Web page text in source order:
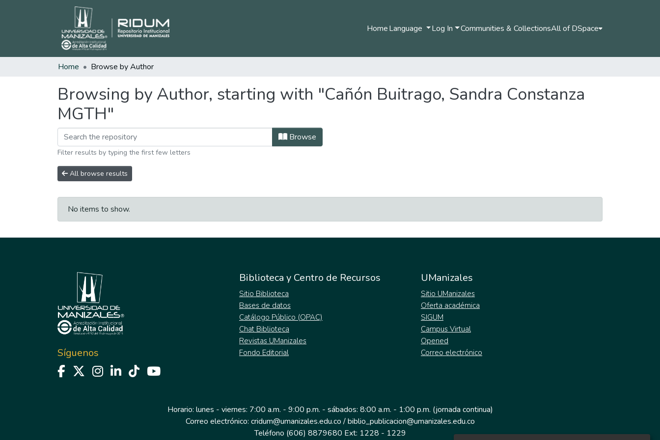
HomeLanguage Log In Communities & CollectionsAll of DSpace
Home Browse by Author
Browsing by Author, starting with "Cañón Buitrago, Sandra Constanza
MGTH"
Browse
Filter results by typing the first few letters
All browse results
No items to show.
Síguenos
Biblioteca y Centro de Recursos
Sitio Biblioteca
Bases de datos
Catálogo Público (OPAC)
Chat Biblioteca
Revistas UManizales
Fondo Editorial
UManizales
Sitio UManizales
Oferta académica
SIGUM
Campus Virtual
Opened
Correo electrónico
Horario: lunes - viernes: 7:00 a.m. - 9:00 p.m. - sábados: 8:00 a.m. - 1:00 p.m. (jornada continua)
Correo electrónico: cridum@umanizales.edu.co / biblio_publicacion@umanizales.edu.co
Teléfono (606) 8879680 Ext: 1228 - 1229